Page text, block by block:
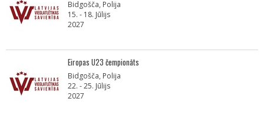
Bidgošča, Polija
15. - 18. Jūlijs
2027
Eiropas U23 čempionāts
Bidgošča, Polija
22. - 25. Jūlijs
2027